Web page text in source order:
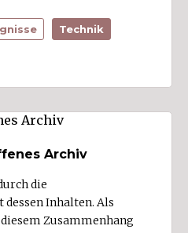
Technik
Archiv
die
Inhalten. Als
Zusammenhang